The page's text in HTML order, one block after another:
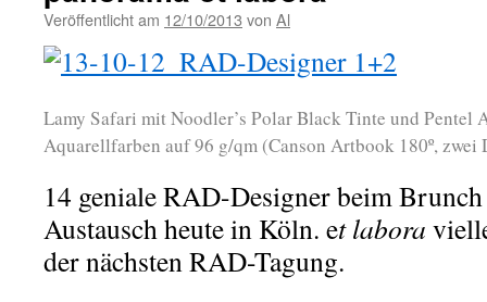
Veröffentlicht am 12/10/2013 von Al
Lamy Safari mit Noodler’s Polar Black Tinte und Pentel
Aquarellfarben auf 96 g/qm (Canson Artbook 180º, zwei
14 geniale RAD-Designer beim
Austausch heute in Köln. et labora
der nächsten RAD-Tagung.